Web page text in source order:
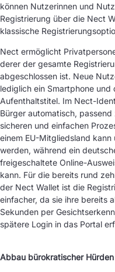
können Nutzerinnen und
Registrierung über die Nect
klassische
Nect ermöglicht
derer der gesamte
abgeschlossen ist. Neue
lediglich ein Smartphone und
Aufenthaltstitel. Im Nect-
Bürger automatisch,
sicheren und einfachen
einem EU-Mitgliedsland
werden, während ein
freigeschaltete Online-
kann. Für die bereits rund
der Nect Wallet ist die
einfacher, da sie ihre bereits
Sekunden per
spätere Login in das Portal
Abbau bürokratischer Hürden